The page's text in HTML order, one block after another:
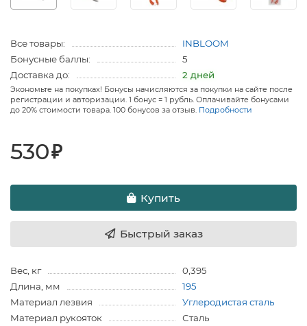
Все товары:
INBLOOM
Бонусные баллы:
5
Доставка до:
2 дней
Экономьте на покупках! Бонусы начисляются за покупки на сайте после
регистрации и авторизации. 1 бонус = 1 рубль. Оплачивайте бонусами
до 20% стоимости товара. 100 бонусов за отзыв. Подробности
530₽
Купить
Быстрый заказ
Вес, кг
0,395
Длина, мм
195
Материал лезвия
Углеродистая сталь
Материал рукояток
Сталь